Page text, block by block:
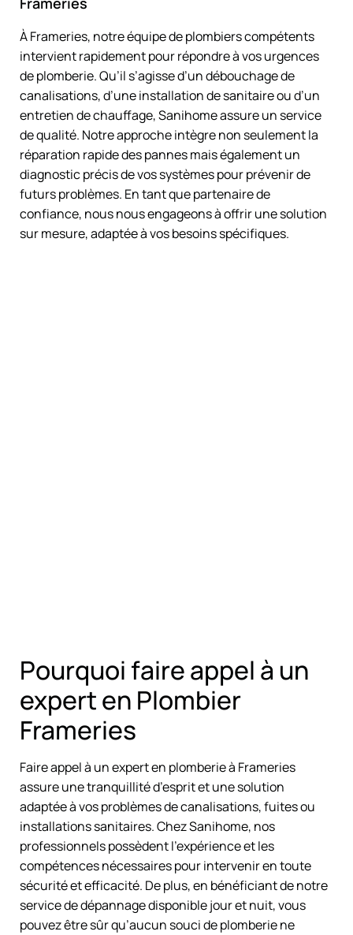
À Frameries, notre équipe de plombiers compétents
intervient rapidement pour répondre à vos urgences
de plomberie. Qu’il s’agisse d’un débouchage de
canalisations, d’une installation de sanitaire ou d’un
entretien de chauffage, Sanihome assure un service
de qualité. Notre approche intègre non seulement la
réparation rapide des pannes mais également un
diagnostic précis de vos systèmes pour prévenir de
futurs problèmes. En tant que partenaire de
confiance, nous nous engageons à offrir une solution
sur mesure, adaptée à vos besoins spécifiques.
Pourquoi faire appel à un
expert en Plombier
Frameries
Faire appel à un expert en plomberie à Frameries
assure une tranquillité d’esprit et une solution
adaptée à vos problèmes de canalisations, fuites ou
installations sanitaires. Chez Sanihome, nos
professionnels possèdent l’expérience et les
compétences nécessaires pour intervenir en toute
sécurité et efficacité. De plus, en bénéficiant de notre
service de dépannage disponible jour et nuit, vous
pouvez être sûr qu’aucun souci de plomberie ne